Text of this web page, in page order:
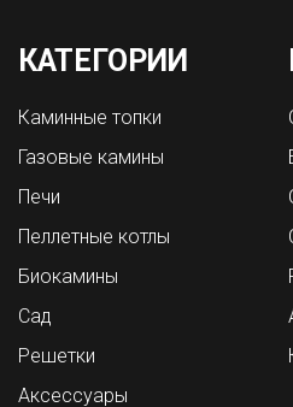
КАТЕГОРИИ
Каминные топки
Газовые камины
Печи
Пеллетные котлы
Биокамины
Сад
Решетки
Аксессуары